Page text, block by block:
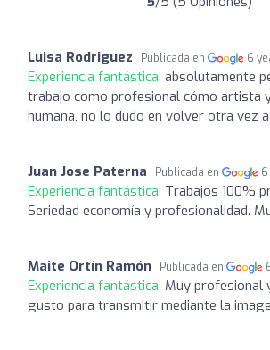
Luisa Rodriguez Publicada en 6
Experiencia fantástica: absolutamente
trabajo como profesional cómo artista
humana, no lo dudo en volver otra vez
Juan Jose Paterna Publicada en
Experiencia fantástica: Trabajos 100%
Seriedad economía y profesionalidad.
Maite Ortín Ramón Publicada en
Experiencia fantástica: Muy profesional
gusto para transmitir mediante la